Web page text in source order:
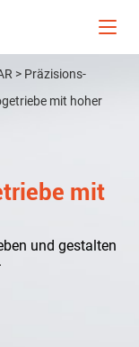
> Präzisions-
mit hoher
mit
und gestalten